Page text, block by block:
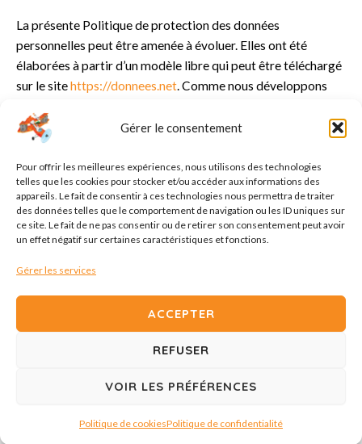
Gérer le consentement
Pour offrir les meilleures expériences, nous utilisons des technologies
telles que les cookies pour stocker et/ou accéder aux informations des
appareils. Le fait de consentir à ces technologies nous permettra de traiter
des données telles que le comportement de navigation ou les ID uniques sur
ce site. Le fait de ne pas consentir ou de retirer son consentement peut avoir
un effet négatif sur certaines caractéristiques et fonctions.
Gérer les services
ACCEPTER
REFUSER
VOIR LES PRÉFÉRENCES
Politique de cookiesPolitique de confidentialité
La présente Politique de protection des données
personnelles peut être amenée à évoluer. Elles ont été
élaborées à partir d’un modèle libre qui peut être téléchargé
sur le sitehttps://donnees.net. Comme nous développons
modifier cette Politique de confidentialité, conformément
aux dispositions légales en vigueur. Toute modification est
publiée sur ce document en temps opportun. Nous vous
conseillons de consulter régulièrement cette page pour
prendre connaissance des éventuelles modifications ou
mises à jour apportées à notre politique de confidentialité.
Politique de confidentialité